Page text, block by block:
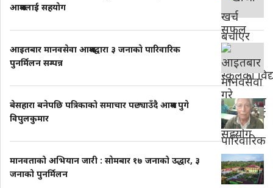
आश्रमलाई सहयाेग
आइतबार मानवसेवा आश्रमद्वारा ३ जनाकाे पारिवारिक
पुनर्मिलन सम्पन्न
बेसहारा बनेपछि पत्रिकाको समाचार पछ्याउँदै आश्रम पुगे
विपुलकुमार
मानवताको अभियान जारी : साेमबार १७ जनाको उद्धार, ३
जनाको पुनर्मिलन